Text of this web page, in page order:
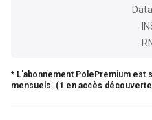
* L'abonnement PolePremium est
mensuels. (1 en accès